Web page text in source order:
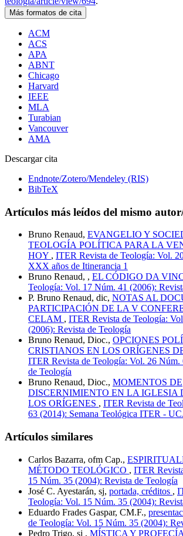
Más formatos de cita
ACM
ACS
APA
ABNT
Chicago
Harvard
IEEE
MLA
Turabian
Vancouver
AMA
Descargar cita
Endnote/Zotero/Mendeley (RIS)
BibTeX
Artículos más leídos del mismo
Bruno Renaud, EVANGELIO Y
TEOLOGÍA POLÍTICA PARA LA
HOY , ITER Revista de Teología: Vol.
XXX años de Itinerancia 1
Bruno Renaud, , EL CÓDIGO DA
Teología: Vol. 17 Núm. 41 (2006):
P. Bruno Renaud, dic, NOTAS AL
PARTICIPACIÓN DE LA V
CELAM , ITER Revista de Teología:
(2006): Revista de Teología
Bruno Renaud, Dioc., OPCIONES
CRISTIANOS EN LOS ORÍGENES
ITER Revista de Teología: Vol. 26 Núm.
de Teología
Bruno Renaud, Dioc., MOMENTOS DE
DISCERNIMIENTO EN LA IGLESIA
LOS ORÍGENES , ITER Revista de
63 (2014): Semana Teológica ITER -
Artículos similares
Carlos Bazarra, ofm Cap.,
MÉTODO TEOLÓGICO , ITER
15 Núm. 35 (2004): Revista de Teología
José C. Ayestarán, sj, portada, créditos ,
Teología: Vol. 15 Núm. 35 (2004):
Eduardo Frades Gaspar, CM.F.,
de Teología: Vol. 15 Núm. 35 (2004):
Pedro Trigo, sj , MÍSTICA Y